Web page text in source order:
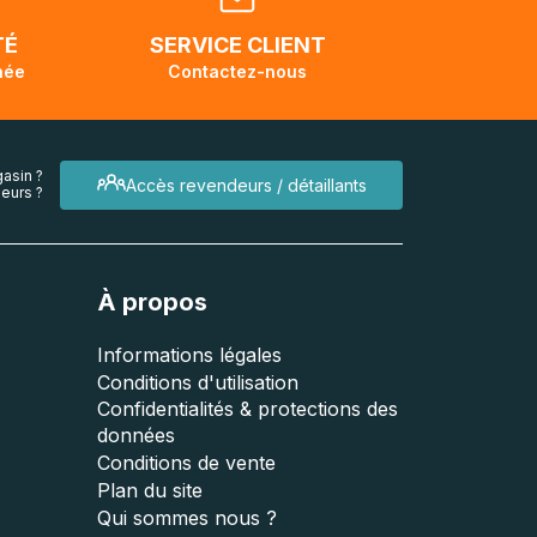
SERVICE CLIENT
Contactez-nous
Accès revendeurs / détaillants
?
?
À propos
Informations légales
Conditions d'utilisation
Confidentialités & protections des
données
Conditions de vente
Plan du site
Qui sommes nous ?